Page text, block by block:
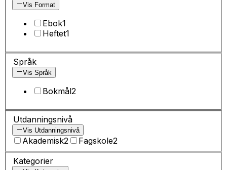
Vis Format
Ebok1
Heftet1
Språk
Vis Språk
Bokmål2
Utdanningsnivå
Vis Utdanningsnivå
Akademisk2 Fagskole2
Kategorier